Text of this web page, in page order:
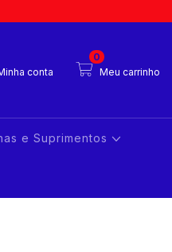
conta Meu carrinho
0
e Suprimentos